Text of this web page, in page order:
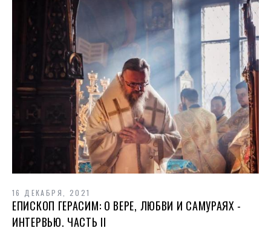
16 ДЕКАБРЯ, 2021
ЕПИСКОП ГЕРАСИМ: О ВЕРЕ, ЛЮБВИ И САМУРАЯХ -
ИНТЕРВЬЮ. ЧАСТЬ II